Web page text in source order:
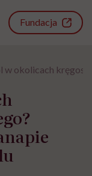
Fundacja
w okolicach